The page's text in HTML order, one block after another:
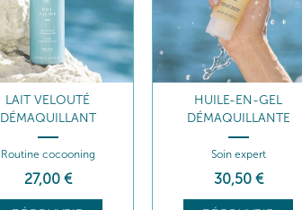
LAIT VELOUTÉ
DÉMAQUILLANT
Routine cocooning
27,00 €
HUILE-EN-GEL
DÉMAQUILLANTE
Soin expert
30,50 €